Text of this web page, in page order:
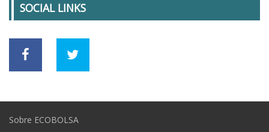
SOCIAL LINKS
Sobre ECOBOLSA